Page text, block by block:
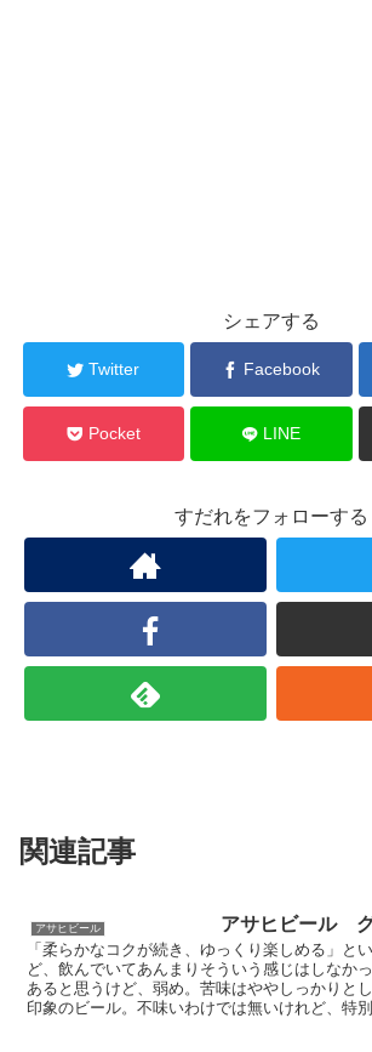
シェアする
Twitter Facebook
Pocket LINE
すだれをフォローする
関連記事
アサヒビール アサヒビール
「柔らかなコクが続き、ゆっくり楽しめる」と
ど、飲んでいてあんまりそういう感じはしなか
あると思うけど、弱め。苦味はややしっかりと
印象のビール。不味いわけでは無いけれど、特